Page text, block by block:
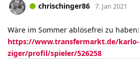
chrischinger86 7. Jan 2021
Wäre im Sommer ablösefrei zu haben:
https://www.transfermarkt.de/karlo-
ziger/profil/spieler/526258